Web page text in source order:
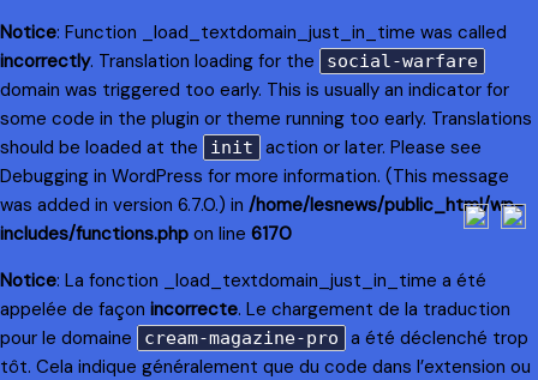
Notice: Function _load_textdomain_just_in_time was called
incorrectly. Translation loading for the social-warfare
domain was triggered too early. This is usually an indicator for
some code in the plugin or theme running too early. Translations
should be loaded at the
init
action or later. Please see
Debugging in WordPress for more information. (This message
was added in version 6.7.0.) in /home/lesnews/public_html/wp-
includes/functions.php on line 6170
Notice: La fonction _load_textdomain_just_in_time a été
appelée de façon incorrecte. Le chargement de la traduction
pour le domaine
cream-magazine-pro
a été déclenché trop
tôt. Cela indique généralement que du code dans l’extension ou